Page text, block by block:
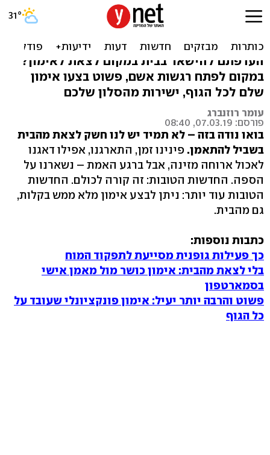
היישר מהסלון: אימון כושר
מאתגר לכל הגוף
העדפתם להישאר בבית במקום לצאת לאימון?
במקום לפתח רגשות אשם, פשוט בצעו אימון
שלם לכל הגוף, ישירות מהסלון שלכם
עומר רוזנברג
פורסם: 07.03.19, 08:40
בואו נודה בזה – לא תמיד יש לנו חשק לצאת מהבית
בשביל להתאמן. פינינו זמן, התארגנו, אפילו דאגנו
לאכול ארוחה מזינה, אבל ברגע האמת – נשארנו על
הספה. החדשות הטובות: זה קורה לכולם. החדשות
הטובות עוד יותר: ניתן לבצע אימון מלא ממש בקלות,
גם מהבית.
כתבות נוספות:
כך פעילות גופנית מסייעת לתפקוד המוח
בלי לצאת מהבית: אימון כושר מול מאמן אישי
בסמארטפון
פשוט והרבה יותר יעיל: אימון פונקציונלי שעובד על
כל הגוף